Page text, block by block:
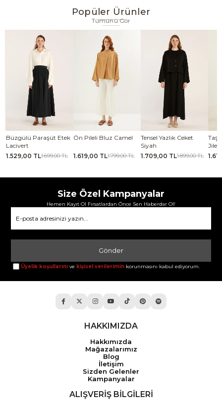
Popüler Ürünler
Tümünü Gör
Büzgülü Paraşüt Etek
Lacivert
1.529,00 TL1.699,00 TL
Ön Pileli Bluz Camel
1.619,00 TL1.799,00 TL
Tensel Yazlık Ceket
Siyah
1.709,00 TL1.899,00 TL
Jile
Size Özel Kampanyalar
Hemen Kayıt Ol Fırsatlardan Önce Sen Haberdar Ol!
Gönder
Üyelik koşullarını ve kişisel verilerimin korunmasını kabul ediyorum.
HAKKIMIZDA
Hakkımızda
Mağazalarımız
Blog
İletişim
Sizden Gelenler
Kampanyalar
ALIŞVERİŞ BİLGİLERİ